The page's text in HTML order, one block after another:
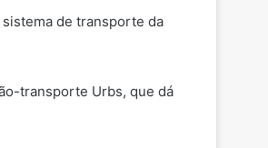
de transporte da
transporte Urbs, que dá